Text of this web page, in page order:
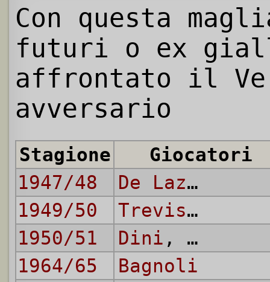
Con questa
futuri o ex
affrontato il
avversario
Stagione
Giocatori
1947/48
De Lazzari
1949/50
Trevisani (II)
1950/51
Dini ,
1964/65
Bagnoli